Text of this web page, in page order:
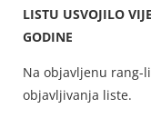
LISTU USVOJILO
GODINE
Na objavljenu rang-
objavljivanja liste.